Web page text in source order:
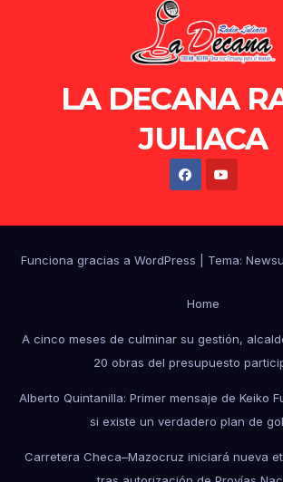
LA DECANA
JULIACA
Funciona gracias a WordPress Tema:
Home
A cinco meses de culminar su gestión,
20 obras del presupuesto
Alberto Quintanilla: Primer mensaje de Keiko
si existe un verdadero plan de
Carretera Checa–Mazocruz iniciará nueva